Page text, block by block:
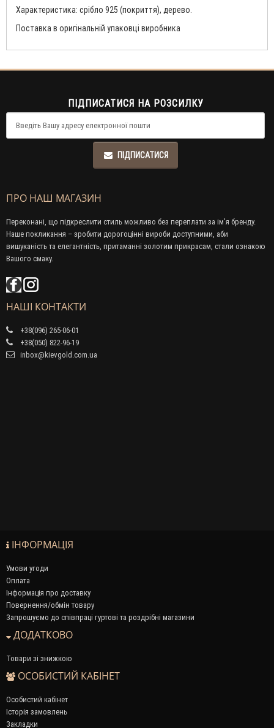
Характеристика: срібло 925 (покриття), дерево.
Поставка в оригінальній упаковці виробника
ПІДПИСАТИСЯ НА РОЗСИЛКУ
ПІДПИСАТИСЯ
ПРО НАШ МАГАЗИН
Переконані, що підкреслити стиль можливо без переплати за ім’я бренду.
Наше покликання – зробити дорогоцінні вироби доступними, аби
вишуканість та елегантність, притаманні золотим прикрасам, стали ознакою
Вашого смаку.
НАШІ КОНТАКТИ
+38(096) 265-06-01
+38(050) 822-96-19
inbox@kievgold.com.ua
ІНФОРМАЦІЯ
Умови угоди
Оплата
Інформація про доставку
Повернення/обмін товару
Запрошуємо до співпраці гуртові та роздрібні магазини
ДОДАТКОВО
Товари зі знижкою
ОСОБИСТИЙ КАБІНЕТ
Особистий кабінет
Історія замовлень
Закладки